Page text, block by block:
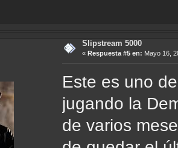
Slipstream 5000
« Respuesta #5 en: Mayo 16,
Este es uno
jugando la
de varios